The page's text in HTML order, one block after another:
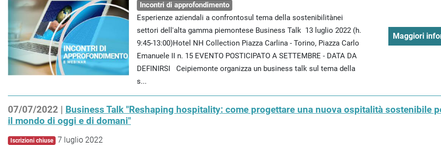
Incontri di approfondimento
Esperienze aziendali a confrontosul tema della sostenibilitànei
settori dell'alta gamma piemontese Business Talk 13 luglio 2022 (h.
9:45-13:00)Hotel NH Collection Piazza Carlina - Torino, Piazza Carlo
Emanuele II n. 15 EVENTO POSTICIPATO A SETTEMBRE - DATA DA
DEFINIRSI Ceipiemonte organizza un business talk sul tema della
s...
Maggiori
07/07/2022 | Business Talk "Reshaping hospitality: come progettare una nuova ospitalità sostenibile
il mondo di oggi e di domani"
Iscrizioni chiuse 7 luglio 2022